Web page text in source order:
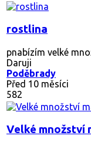
rostlina
pnabízím velké
Daruji
Poděbrady
Před 10 měsíci
582
Velké množství